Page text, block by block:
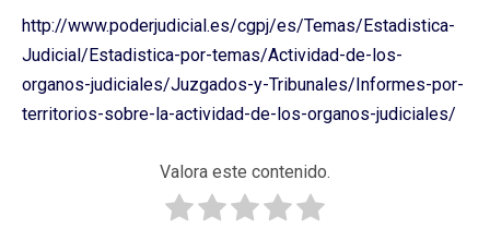
http://www.poderjudicial.es/cgpj/es/Temas/Estadistica-
Judicial/Estadistica-por-temas/Actividad-de-los-
organos-judiciales/Juzgados-y-Tribunales/Informes-por-
territorios-sobre-la-actividad-de-los-organos-judiciales/
Valora este contenido.